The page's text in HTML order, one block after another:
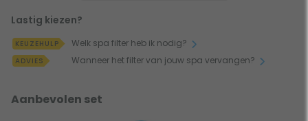
Lastig kiezen?
KEUZEHULP Welk spa filter heb ik nodig?
ADVIES Wanneer het filter van jouw spa vervangen?
Aanbevolen set